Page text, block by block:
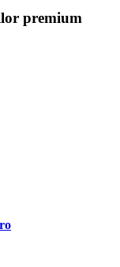
premium